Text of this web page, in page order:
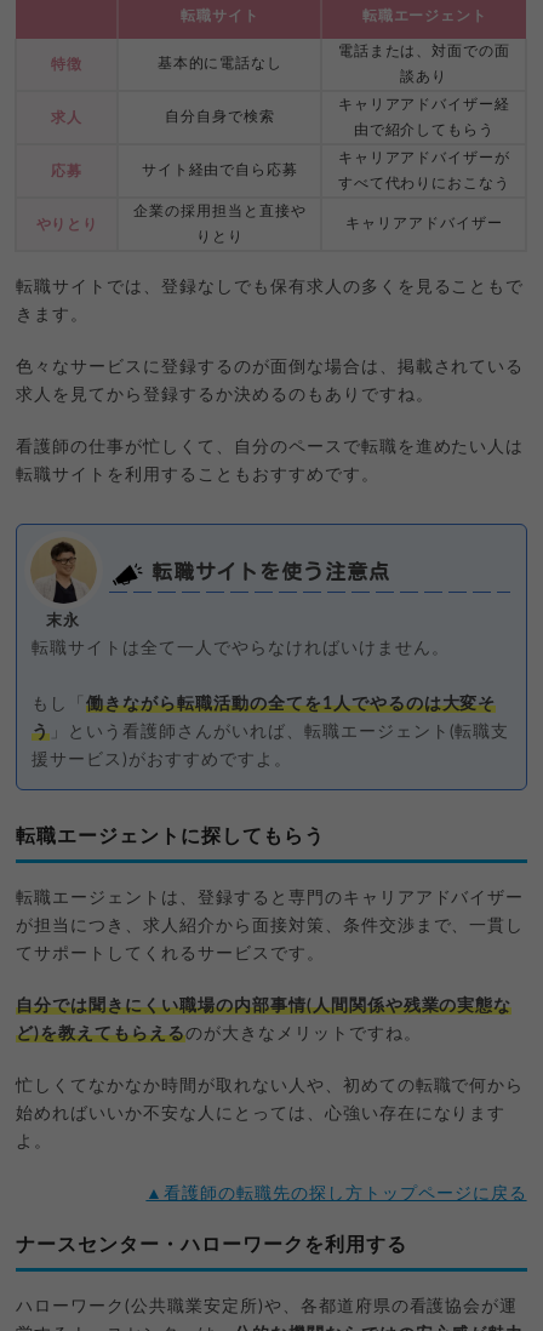
転職サイト 転職エージェント
特徴 基本的に電話なし
電話または、対面での面
談あり
求人 自分自身で検索
キャリアアドバイザー経
由で紹介してもらう
応募 サイト経由で自ら応募
キャリアアドバイザーが
すべて代わりにおこなう
やりとり
企業の採用担当と直接や
りとり
キャリアアドバイザー
転職サイトでは、登録なしでも保有求人の多くを見ることもで
きます。
色々なサービスに登録するのが面倒な場合は、掲載されている
求人を見てから登録するか決めるのもありですね。
看護師の仕事が忙しくて、自分のペースで転職を進めたい人は
転職サイトを利用することもおすすめです。
末永
転職サイトを使う注意点
転職サイトは全て一人でやらなければいけません。
もし「働きながら転職活動の全てを1人でやるのは大変そ
う 」という看護師さんがいれば、転職エージェント(転職支
援サービス)がおすすめですよ。
転職エージェントに探してもらう
転職エージェントは、登録すると専門のキャリアアドバイザー
が担当につき、求人紹介から面接対策、条件交渉まで、一貫し
てサポートしてくれるサービスです。
自分では聞きにくい職場の内部事情(人間関係や残業の実態な
ど)を教えてもらえるのが大きなメリットですね。
忙しくてなかなか時間が取れない人や、初めての転職で何から
始めればいいか不安な人にとっては、心強い存在になります
よ。
▲看護師の転職先の探し方トップページに戻る
ナースセンター・ハローワークを利用する
ハローワーク(公共職業安定所)や、各都道府県の看護協会が運